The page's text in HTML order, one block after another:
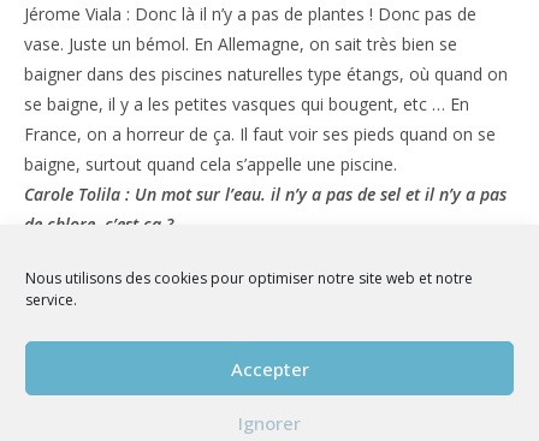
Nous utilisons des cookies pour optimiser notre site web et notre
service.
Accepter
Ignorer
Jérome Viala : Donc là il n’y a pas de plantes ! Donc pas de
vase. Juste un bémol. En Allemagne, on sait très bien se
baigner dans des piscines naturelles type étangs, où quand on
se baigne, il y a les petites vasques qui bougent, etc … En
France, on a horreur de ça. Il faut voir ses pieds quand on se
baigne, surtout quand cela s’appelle une piscine.
Carole Tolila : Un mot sur l’eau. il n’y a pas de sel et il n’y a pas
de chlore, c’est ça ?
que si on mettait du chlore ou du sel, on tuerait les bactéries
baignade, mais elles circulent également et tous les jours, elles
sont injectées dans un filtre. Donc en fait, vous vous baignez